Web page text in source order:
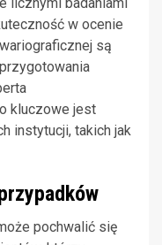
licznymi badaniami
w ocenie
są
kluczowe jest
instytucji, takich jak
pochwalić się